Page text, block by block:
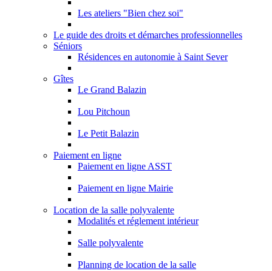
Les ateliers "Bien chez soi"
Le guide des droits et démarches professionnelles
Séniors
Résidences en autonomie à Saint Sever
Gîtes
Le Grand Balazin
Lou Pitchoun
Le Petit Balazin
Paiement en ligne
Paiement en ligne ASST
Paiement en ligne Mairie
Location de la salle polyvalente
Modalités et réglement intérieur
Salle polyvalente
Planning de location de la salle